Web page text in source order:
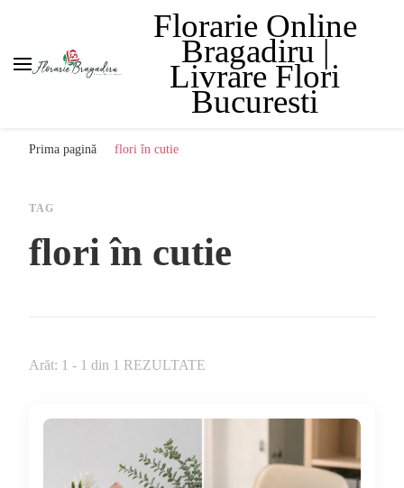
Florarie Online
Bragadiru |
Livrare Flori
Bucuresti
Prima pagină flori în cutie
TAG
flori în cutie
Arăt: 1 - 1 din 1 REZULTATE